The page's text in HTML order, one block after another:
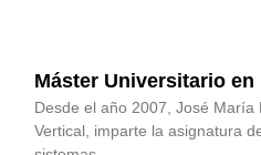
Máster Universitario en
Desde el año 2007, José María
Vertical, imparte la asignatura